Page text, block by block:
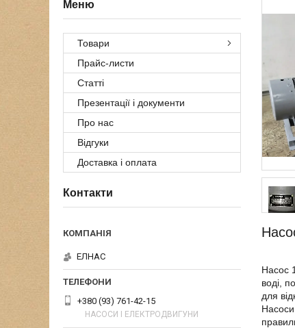
Насос
воді,
для
Товари
Прайс-листи
Статті
Презентації і документи
Про нас
Відгуки
Доставка і оплата
Контакти
ЕЛНАС
+380 (93) 761-42-15
НАСОСИ І ЕЛЕКТРОДВИГУНИ